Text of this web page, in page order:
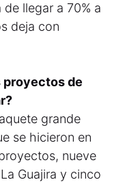
llegar a 70% a
deja con
proyectos de
grande
se hicieron en
nueve
Guajira y cinco